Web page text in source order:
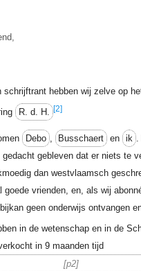
hebben wij zelve op
R. d. H. [2]
Debo , Busschaert en ik
gebleven dat er niets te
dan westvlaamsch
goede vrienden, en, als wij
geen onderwijs ontvangen
in de wetenschap en in de
in 9 maanden tijd
p2